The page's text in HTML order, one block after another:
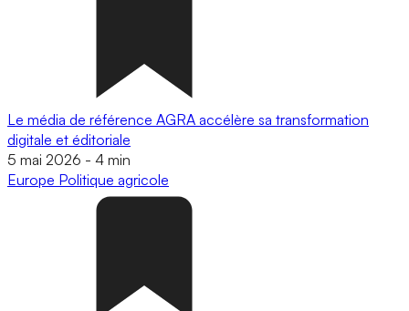
Le média de référence AGRA accélère sa transformation
digitale et éditoriale
5 mai 2026 - 4 min
Europe Politique agricole